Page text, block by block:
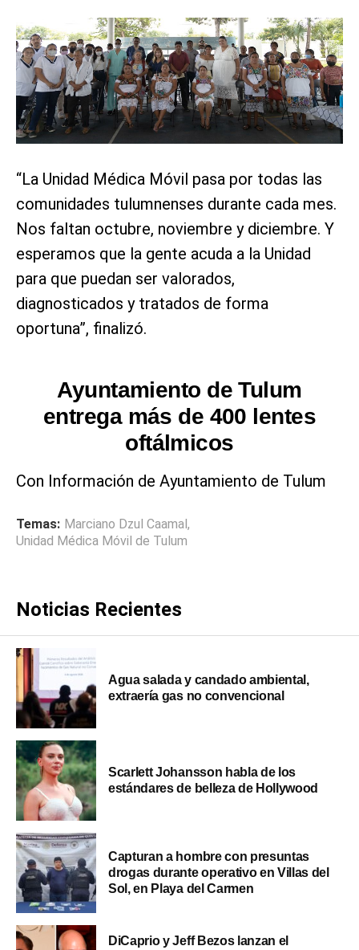
“La Unidad Médica Móvil pasa por todas las
comunidades tulumnenses durante cada mes.
Nos faltan octubre, noviembre y diciembre. Y
esperamos que la gente acuda a la Unidad
para que puedan ser valorados,
diagnosticados y tratados de forma
oportuna”, finalizó.
Ayuntamiento de Tulum
entrega más de 400 lentes
oftálmicos
Con Información de Ayuntamiento de Tulum
Temas: Marciano Dzul Caamal ,
Unidad Médica Móvil de Tulum
Noticias Recientes
Agua salada y candado ambiental,
extraería gas no convencional
Scarlett Johansson habla de los
estándares de belleza de Hollywood
Capturan a hombre con presuntas
drogas durante operativo en Villas del
Sol, en Playa del Carmen
DiCaprio y Jeff Bezos lanzan el